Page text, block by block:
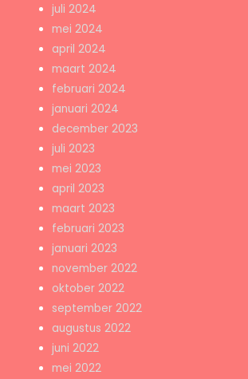
juli 2024
mei 2024
april 2024
maart 2024
februari 2024
januari 2024
december 2023
juli 2023
mei 2023
april 2023
maart 2023
februari 2023
januari 2023
november 2022
oktober 2022
september 2022
augustus 2022
juni 2022
mei 2022